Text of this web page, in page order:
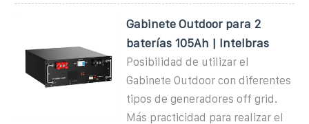
Gabinete Outdoor para 2
baterías 105Ah | Intelbras
Posibilidad de utilizar el
Gabinete Outdoor con diferentes
tipos de generadores off grid.
Más practicidad para realizar el